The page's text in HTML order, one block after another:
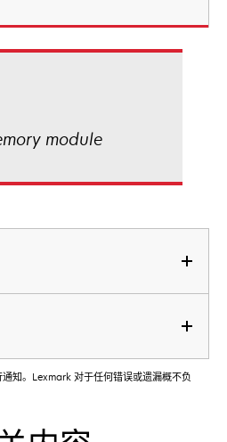
module
知。Lexmark 对于任何错误或遗漏概不负